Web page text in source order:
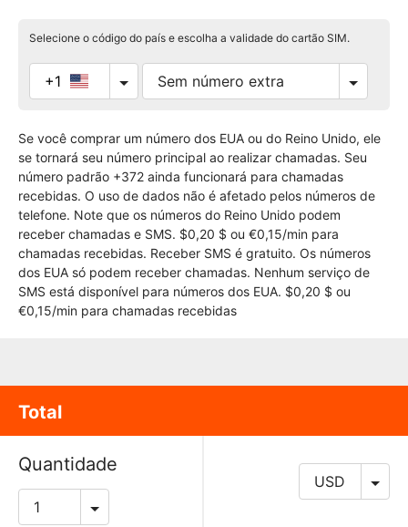
Selecione o código do país e escolha a validade do cartão SIM.
+1
Se você comprar um número dos EUA ou do Reino Unido, ele
se tornará seu número principal ao realizar chamadas. Seu
número padrão +372 ainda funcionará para chamadas
recebidas. O uso de dados não é afetado pelos números de
telefone. Note que os números do Reino Unido podem
receber chamadas e SMS. $0,20 $ ou €0,15/min para
chamadas recebidas. Receber SMS é gratuito. Os números
dos EUA só podem receber chamadas. Nenhum serviço de
SMS está disponível para números dos EUA. $0,20 $ ou
€0,15/min para chamadas recebidas
Total
Quantidade